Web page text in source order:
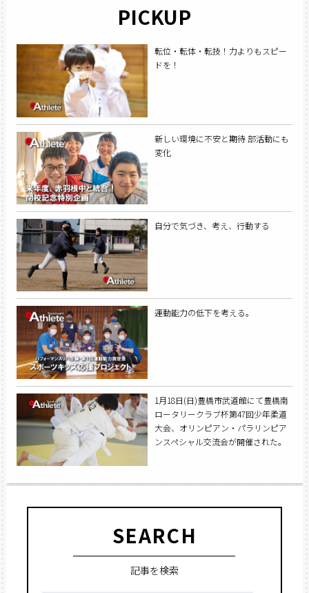
PICKUP
転位・転体・転技！力よりもスピー
ドを！
新しい環境に不安と期待 部活動にも
変化
自分で気づき、考え、行動する
運動能力の低下を考える。
1月18日(日)豊橋市武道館にて豊橋南
ロータリークラブ杯第47回少年柔道
大会、オリンピアン・パラリンピア
ンスペシャル交流会が開催された。
SEARCH
記事を検索